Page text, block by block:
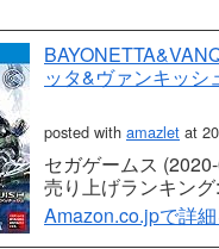
ッタ&ヴァンキッシ
posted with amazlet at
セガゲームス
売り上げランキング
Amazon.co.jpで詳